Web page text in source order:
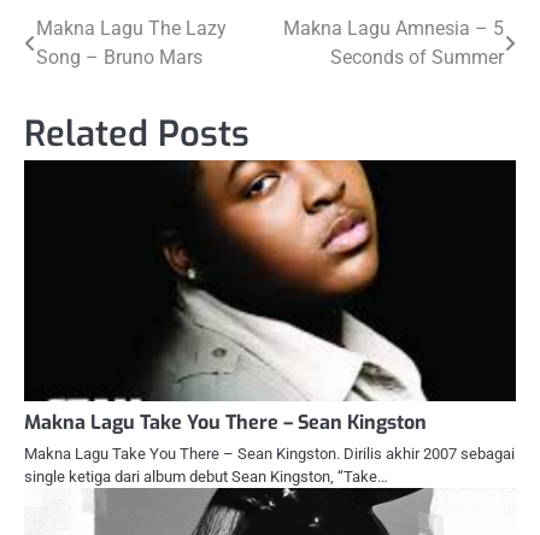
Post
navigation
Makna Lagu The Lazy
Song – Bruno Mars
Makna Lagu Amnesia – 5
Seconds of Summer
Related Posts
Makna Lagu Take You There – Sean Kingston
Makna Lagu Take You There – Sean Kingston. Dirilis akhir 2007 sebagai
single ketiga dari album debut Sean Kingston, “Take…